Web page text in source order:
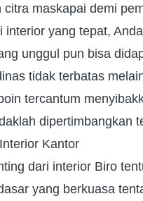
maskapai demi
interior yang tepat,
unggul pun bisa
tidak terbatas
tercantum
dipertimbangkan
Kantor
dari interior Biro
yang berkuasa